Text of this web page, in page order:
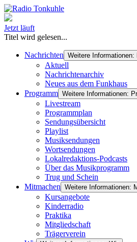
Jetzt läuft
Titel wird gelesen...
Nachrichten Weitere Informationen:
Aktuell
Nachrichtenarchiv
Neues aus dem Funkhaus
Programm Weitere Informationen:
Livestream
Programmplan
Sendungsübersicht
Playlist
Musiksendungen
Wortsendungen
Lokalredaktions-Podcasts
Über das Musikprogramm
Trug und Schein
Mitmachen Weitere Informationen:
Kursangebote
Kinderradio
Praktika
Mitgliedschaft
Trägerverein